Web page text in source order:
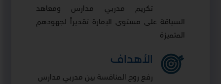
تكريم مدربي مدارس ومعاهد
السياقة على مستوى الإمارة تقديراً لجهودهم
المتميزة
الأهداف
رفع روح المنافسة بين مدربي مدارس